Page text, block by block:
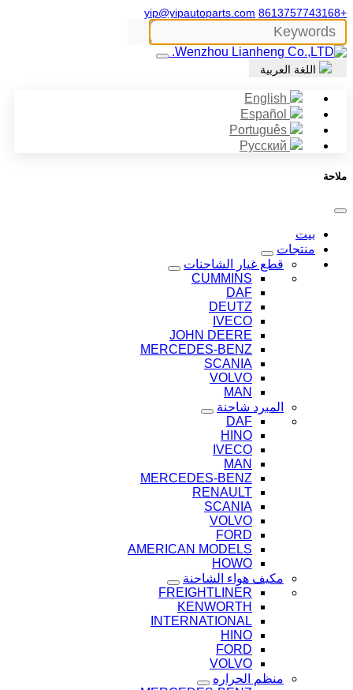
+8613757743168
yip@yipautoparts.com
اللغة العربية
ملاحة
بيت
منتجات
قطع غيار الشاحنات
CUMMINS
DAF
DEUTZ
IVECO
JOHN DEERE
MERCEDES-BENZ
SCANIA
VOLVO
MAN
المبرد شاحنة
DAF
HINO
IVECO
MAN
MERCEDES-BENZ
RENAULT
SCANIA
VOLVO
FORD
AMERICAN MODELS
HOWO
مكيف هواء الشاحنة
FREIGHTLINER
KENWORTH
INTERNATIONAL
HINO
FORD
VOLVO
منظم الحراره